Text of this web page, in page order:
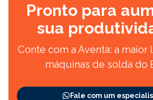
Pronto para
sua
Conte com a Aventa: a maior
máquinas de solda do
Fale com um